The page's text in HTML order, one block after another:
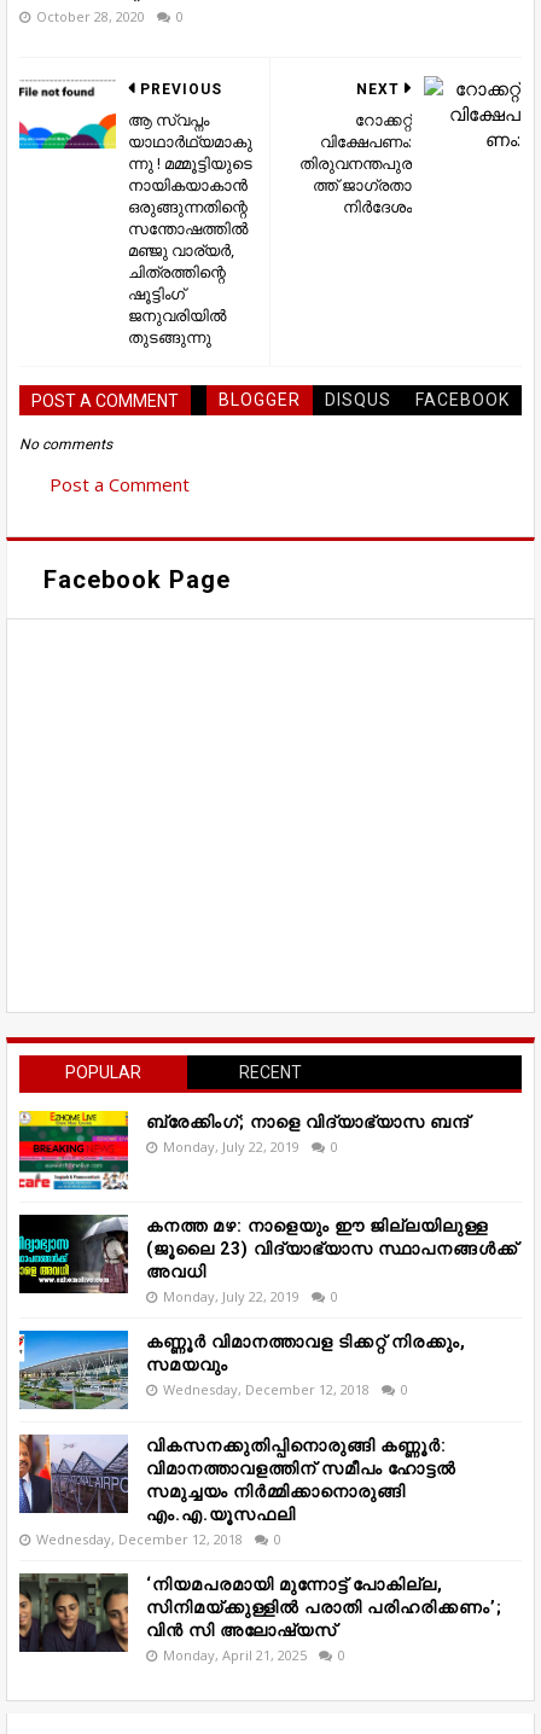
October 28, 2020 0
NEXT
റോക്കറ്റ്
വിക്ഷേപണം:
തിരുവനന്തപുര
ത്ത് ജാഗ്രതാ
നിർദേശം
PREVIOUS
ആ സ്വപ്നം
യാഥാർഥ്യമാകു
ന്നു ! മമ്മൂട്ടിയുടെ
നായികയാകാൻ
ഒരുങ്ങുന്നതിന്റെ
സന്തോഷത്തിൽ
മഞ്ജു വാര്യർ,
ചിത്രത്തിന്റെ
ഷൂട്ടിംഗ്
ജനുവരിയിൽ
തുടങ്ങുന്നു
POST A COMMENT BLOGGER DISQUS FACEBOOK
No comments
Post a Comment
Facebook Page
POPULAR RECENT
ബ്രേക്കിംഗ്; നാളെ വിദ്യാഭ്യാസ ബന്ദ്
Monday, July 22, 2019 0
കനത്ത മഴ: നാളെയും ഈ ജില്ലയിലുള്ള
(ജൂലൈ 23) വിദ്യാഭ്യാസ സ്ഥാപനങ്ങൾക്ക്
അവധി
Monday, July 22, 2019 0
കണ്ണൂർ വിമാനത്താവള ടിക്കറ്റ് നിരക്കും,
സമയവും
Wednesday, December 12, 2018 0
വികസനക്കുതിപ്പിനൊരുങ്ങി കണ്ണൂർ:
വിമാനത്താവളത്തിന് സമീപം ഹോട്ടൽ
സമുച്ചയം നിർമ്മിക്കാനൊരുങ്ങി
എം.എ.യൂസഫലി
Wednesday, December 12, 2018 0
‘നിയമപരമായി മുന്നോട്ട് പോകില്ല,
സിനിമയ്ക്കുള്ളിൽ പരാതി പരിഹരിക്കണം’;
വിൻ സി അലോഷ്യസ്
Monday, April 21, 2025 0